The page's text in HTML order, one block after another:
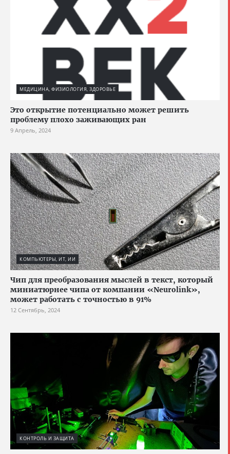
МЕДИЦИНА, ФИЗИОЛОГИЯ, ЗДОРОВЬЕ
Это открытие потенциально может решить
проблему плохо заживающих ран
9 Апрель, 2024
КОМПЬЮТЕРЫ, ИТ, ИИ
Чип для преобразования мыслей в текст, который
миниатюрнее чипа от компании «Neurolink»,
может работать с точностью в 91%
12 Сентябрь, 2024
КОНТРОЛЬ И ЗАЩИТА